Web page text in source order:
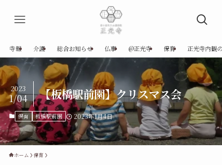
寺報 介護 総合お知らせ 仏事 @正光寺 保育 正光寺内観
【板橋駅前園】クリスマス会
2023
1/04
保育 板橋駅前園 2023年1月4日
ホーム 保育